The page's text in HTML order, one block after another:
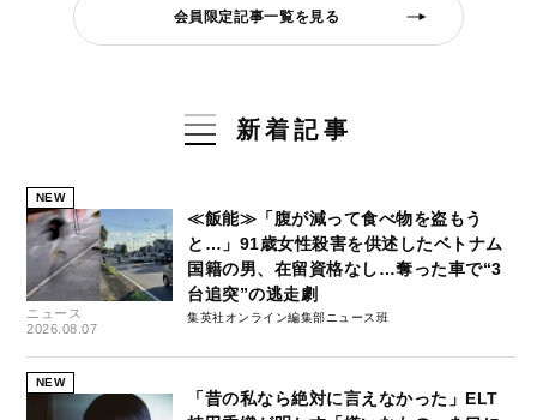
会員限定記事一覧を見る
新着記事
NEW
ニュース
2026.08.07
≪飯能≫「腹が減って食べ物を盗もう
と…」91歳女性殺害を供述したベトナム
国籍の男、在留資格なし…奪った車で“3
台追突”の逃走劇
集英社オンライン編集部ニュース班
NEW
「昔の私なら絶対に言えなかった」ELT